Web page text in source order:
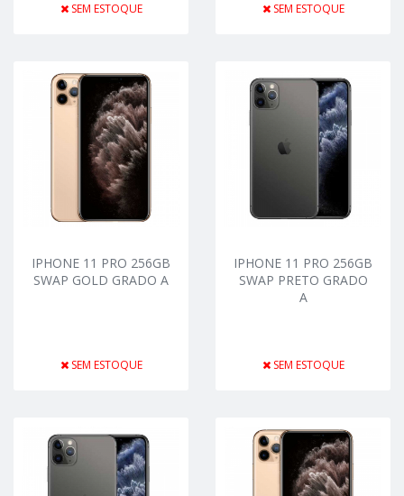
SEM ESTOQUE SEM ESTOQUE
IPHONE 11 PRO 256GB
SWAP GOLD GRADO A
SEM ESTOQUE
IPHONE 11 PRO 256GB
SWAP PRETO GRADO
A
SEM ESTOQUE